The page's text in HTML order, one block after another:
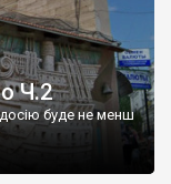
Ч.2
буде не менш